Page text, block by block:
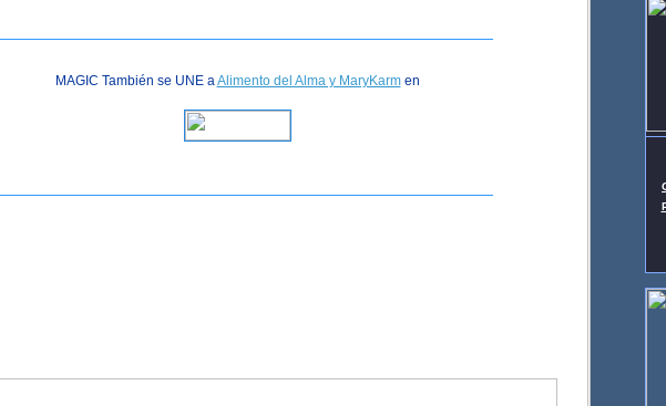
MAGIC También se UNE aAlimento del Alma y MaryKarm en